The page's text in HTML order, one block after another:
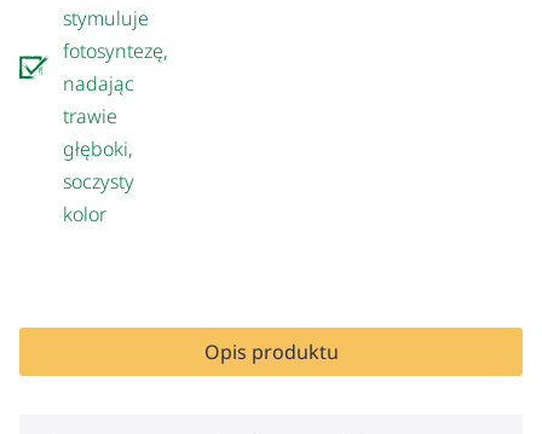
stymuluje
fotosyntezę,
nadając
trawie
głęboki,
soczysty
kolor
Opis produktu